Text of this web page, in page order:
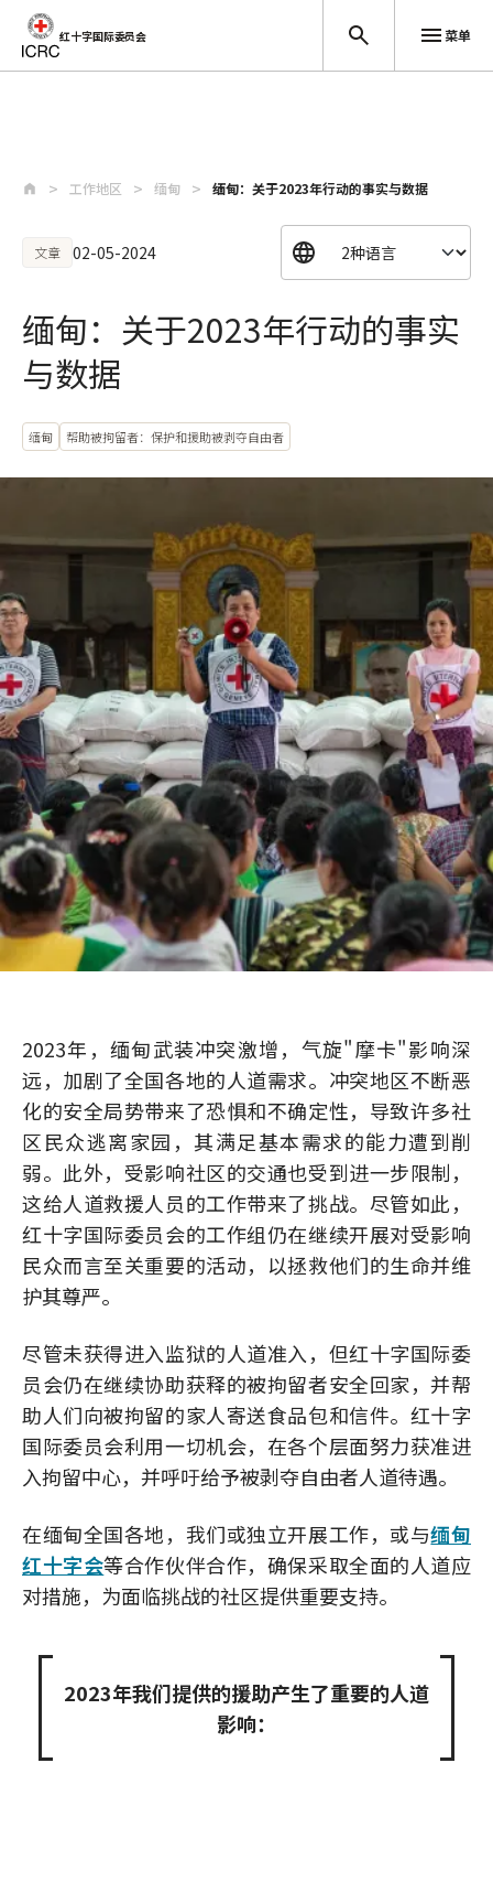
红十字国际委员会 菜单
工作地区 缅甸 缅甸：关于2023年行动的事实与数据
文章 02-05-2024
缅甸：关于2023年行动的事实
与数据
缅甸 帮助被拘留者：保护和援助被剥夺自由者
2023年，缅甸武装冲突激增，气旋"摩卡"影响深
远，加剧了全国各地的人道需求。冲突地区不断恶
化的安全局势带来了恐惧和不确定性，导致许多社
区民众逃离家园，其满足基本需求的能力遭到削
弱。此外，受影响社区的交通也受到进一步限制，
这给人道救援人员的工作带来了挑战。尽管如此，
红十字国际委员会的工作组仍在继续开展对受影响
民众而言至关重要的活动，以拯救他们的生命并维
护其尊严。
尽管未获得进入监狱的人道准入，但红十字国际委
员会仍在继续协助获释的被拘留者安全回家，并帮
助人们向被拘留的家人寄送食品包和信件。红十字
国际委员会利用一切机会，在各个层面努力获准进
入拘留中心，并呼吁给予被剥夺自由者人道待遇。
在缅甸全国各地，我们或独立开展工作，或与缅甸
红十字会等合作伙伴合作，确保采取全面的人道应
对措施，为面临挑战的社区提供重要支持。
2023年我们提供的援助产生了重要的人道
影响：